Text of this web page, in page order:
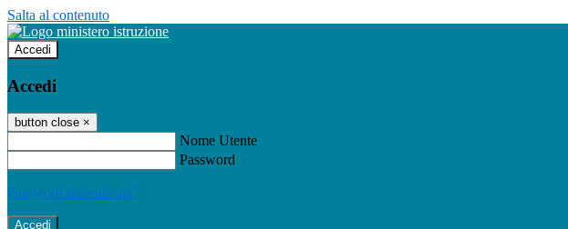
Salta al contenuto
Accedi
Accedi
button close ×
Nome Utente
Password
Password dimenticata?